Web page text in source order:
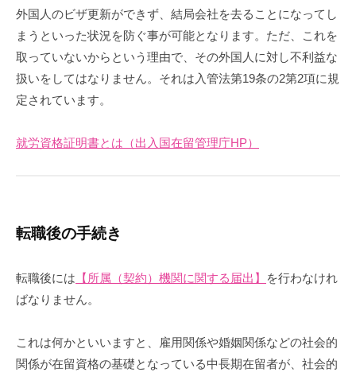
外国人のビザ更新ができず、結局会社を去ることになってし
まうといった状況を防ぐ事が可能となります。ただ、これを
取っていないからという理由で、その外国人に対し不利益な
扱いをしてはなりません。それは入管法第19条の2第2項に規
定されています。
就労資格証明書とは（出入国在留管理庁HP）
転職後の手続き
転職後には 【所属（契約）機関に関する届出】
を行わなけれ
ばなりません。
これは何かといいますと、雇用関係や婚姻関係などの社会的
関係が在留資格の基礎となっている中長期在留者が、社会的